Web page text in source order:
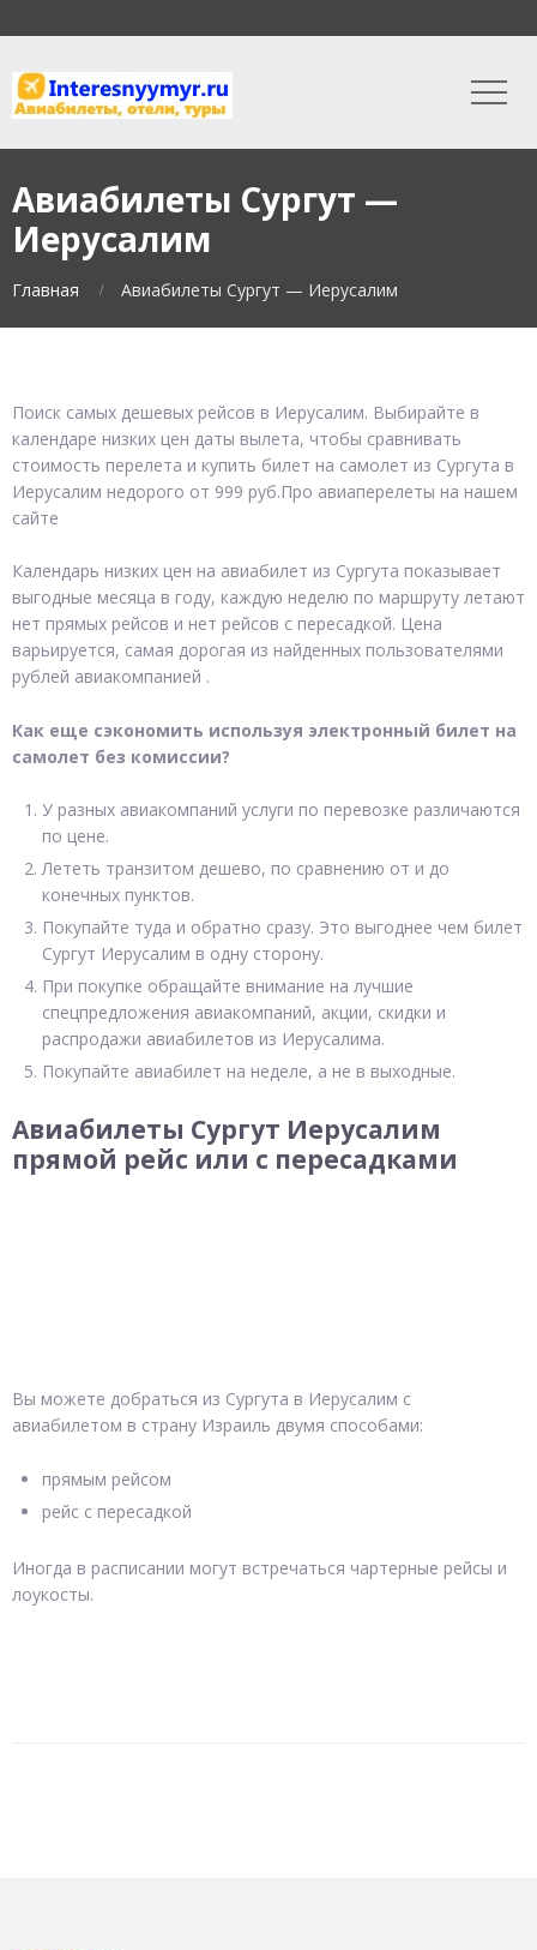
Авиабилеты Сургут —
Иерусалим
Главная Авиабилеты Сургут — Иерусалим
Поиск самых дешевых рейсов в Иерусалим. Выбирайте в
календаре низких цен даты вылета, чтобы сравнивать
стоимость перелета и купить билет на самолет из Сургута в
Иерусалим недорого от 999 руб.Про авиаперелеты на нашем
сайте
Календарь низких цен на авиабилет из Сургута показывает
выгодные месяца в году, каждую неделю по маршруту летают
нет прямых рейсов и нет рейсов с пересадкой. Цена
варьируется, самая дорогая из найденных пользователями
рублей авиакомпанией .
Как еще сэкономить используя электронный билет на
самолет без комиссии?
У разных авиакомпаний услуги по перевозке различаются
по цене.
Лететь транзитом дешево, по сравнению от и до
конечных пунктов.
Покупайте туда и обратно сразу. Это выгоднее чем билет
Сургут Иерусалим в одну сторону.
При покупке обращайте внимание на лучшие
спецпредложения авиакомпаний, акции, скидки и
распродажи авиабилетов из Иерусалима.
Покупайте авиабилет на неделе, а не в выходные.
Авиабилеты Сургут Иерусалим
прямой рейс или с пересадками
Вы можете добраться из Сургута в Иерусалим с
авиабилетом в страну Израиль двумя способами:
прямым рейсом
рейс с пересадкой
Иногда в расписании могут встречаться чартерные рейсы и
лоукосты.